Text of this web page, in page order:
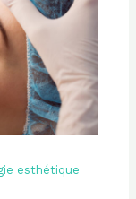
esthétique